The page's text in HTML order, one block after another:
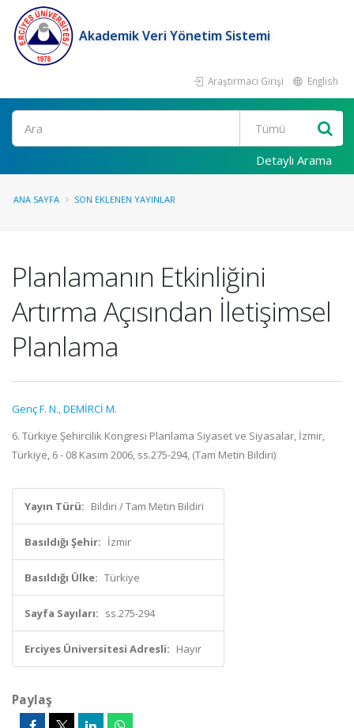
Akademik Veri Yönetim Sistemi
Araştırmacı Girişi English
Ara
Detaylı Arama
ANA SAYFA SON EKLENEN YAYINLAR
Planlamanın Etkinliğini
Artırma Açısından İletişimsel
Planlama
Genç F. N.,DEMİRCİ M.
6. Türkiye Şehircilik Kongresi Planlama Siyaset ve Siyasalar, İzmir,
Türkiye, 6 - 08 Kasım 2006, ss.275-294, (Tam Metin Bildiri)
Yayın Türü: Bildiri / Tam Metin Bildiri
Basıldığı Şehir: İzmir
Basıldığı Ülke: Türkiye
Sayfa Sayıları: ss.275-294
Erciyes Üniversitesi Adresli: Hayır
Paylaş